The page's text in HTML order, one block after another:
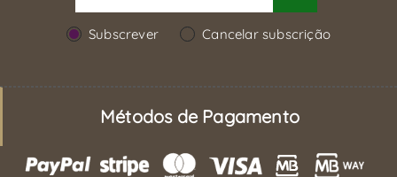
Subscrever Cancelar subscrição
Métodos de Pagamento